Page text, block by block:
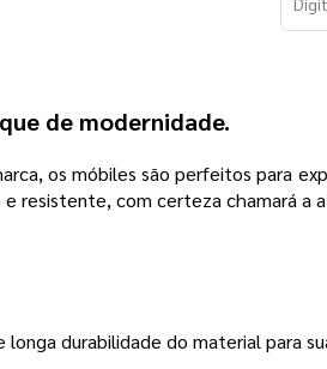
de modernidade.
os móbiles são perfeitos para
resistente, com certeza chamará a
durabilidade do material para